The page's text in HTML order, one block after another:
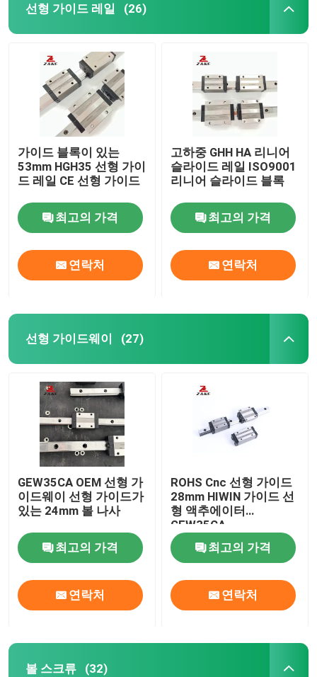
선형 가이드 레일 (26)
가이드 블록이 있는
53mm HGH35 선형 가이
드 레일 CE 선형 가이드
최고의 가격
연락처
고하중 GHH HA 리니어
슬라이드 레일 ISO9001
리니어 슬라이드 블록
최고의 가격
연락처
선형 가이드웨이 (27)
GEW35CA OEM 선형 가
이드웨이 선형 가이드가
있는 24mm 볼 나사
최고의 가격
연락처
ROHS Cnc 선형 가이드
28mm HIWIN 가이드 선
형 액추에이터
GEW35CA
최고의 가격
연락처
볼 스크류 (32)